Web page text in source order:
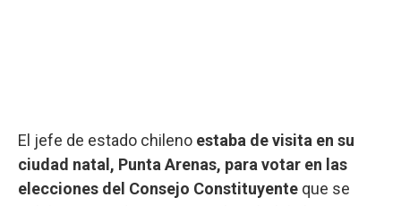
El jefe de estado chileno estaba de visita en su
ciudad natal, Punta Arenas, para votar en las
elecciones del Consejo Constituyente que se